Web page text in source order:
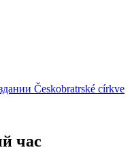
Českobratrské církve
час